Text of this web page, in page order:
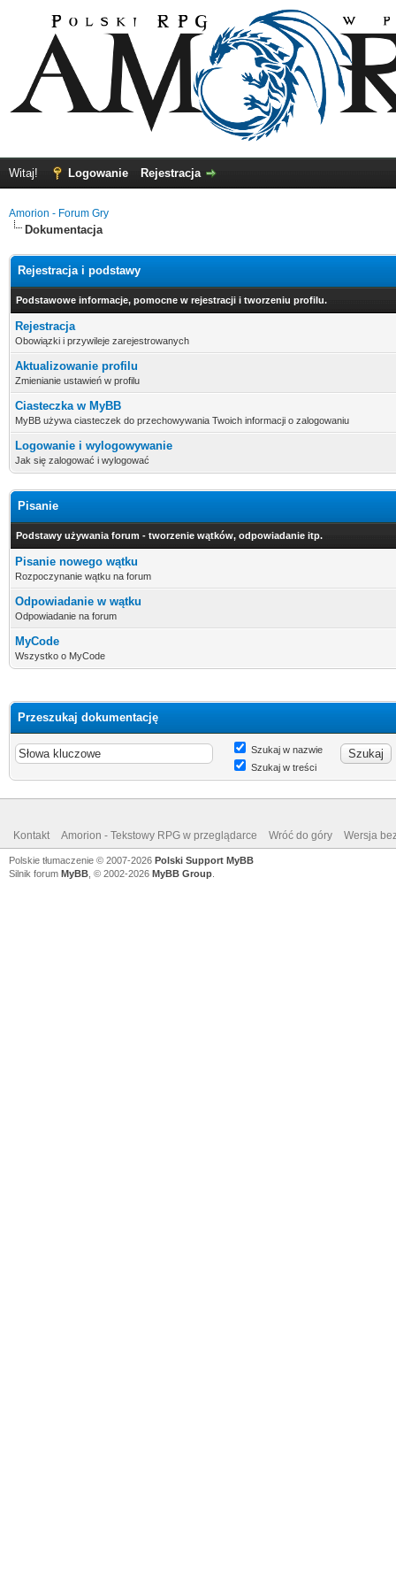
Witaj! Logowanie Rejestracja
Amorion - Forum Gry
Dokumentacja
Rejestracja i podstawy
Podstawowe informacje, pomocne w rejestracji i tworzeniu profilu.
Rejestracja
Obowiązki i przywileje zarejestrowanych
Aktualizowanie profilu
Zmienianie ustawień w profilu
Ciasteczka w MyBB
MyBB używa ciasteczek do przechowywania Twoich informacji o zalogowaniu
Logowanie i wylogowywanie
Jak się zalogować i wylogować
Pisanie
Podstawy używania forum - tworzenie wątków, odpowiadanie itp.
Pisanie nowego wątku
Rozpoczynanie wątku na forum
Odpowiadanie w wątku
Odpowiadanie na forum
MyCode
Wszystko o MyCode
Przeszukaj dokumentację
Szukaj w nazwie
Szukaj w treści
Kontakt Amorion - Tekstowy RPG w przeglądarce Wróć do góry Wersja
Polskie tłumaczenie © 2007-2026 Polski Support MyBB
Silnik forum MyBB , © 2002-2026 MyBB Group